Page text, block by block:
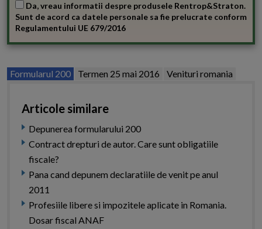
Da, vreau informatii despre produsele Rentrop&Straton.
Sunt de acord ca datele personale sa fie prelucrate conform
Regulamentului UE 679/2016
Formularul 200 Termen 25 mai 2016 Venituri romania
Articole similare
Depunerea formularului 200
Contract drepturi de autor. Care sunt obligatiile
fiscale?
Pana cand depunem declaratiile de venit pe anul
2011
Profesiile libere si impozitele aplicate in Romania.
Dosar fiscal ANAF